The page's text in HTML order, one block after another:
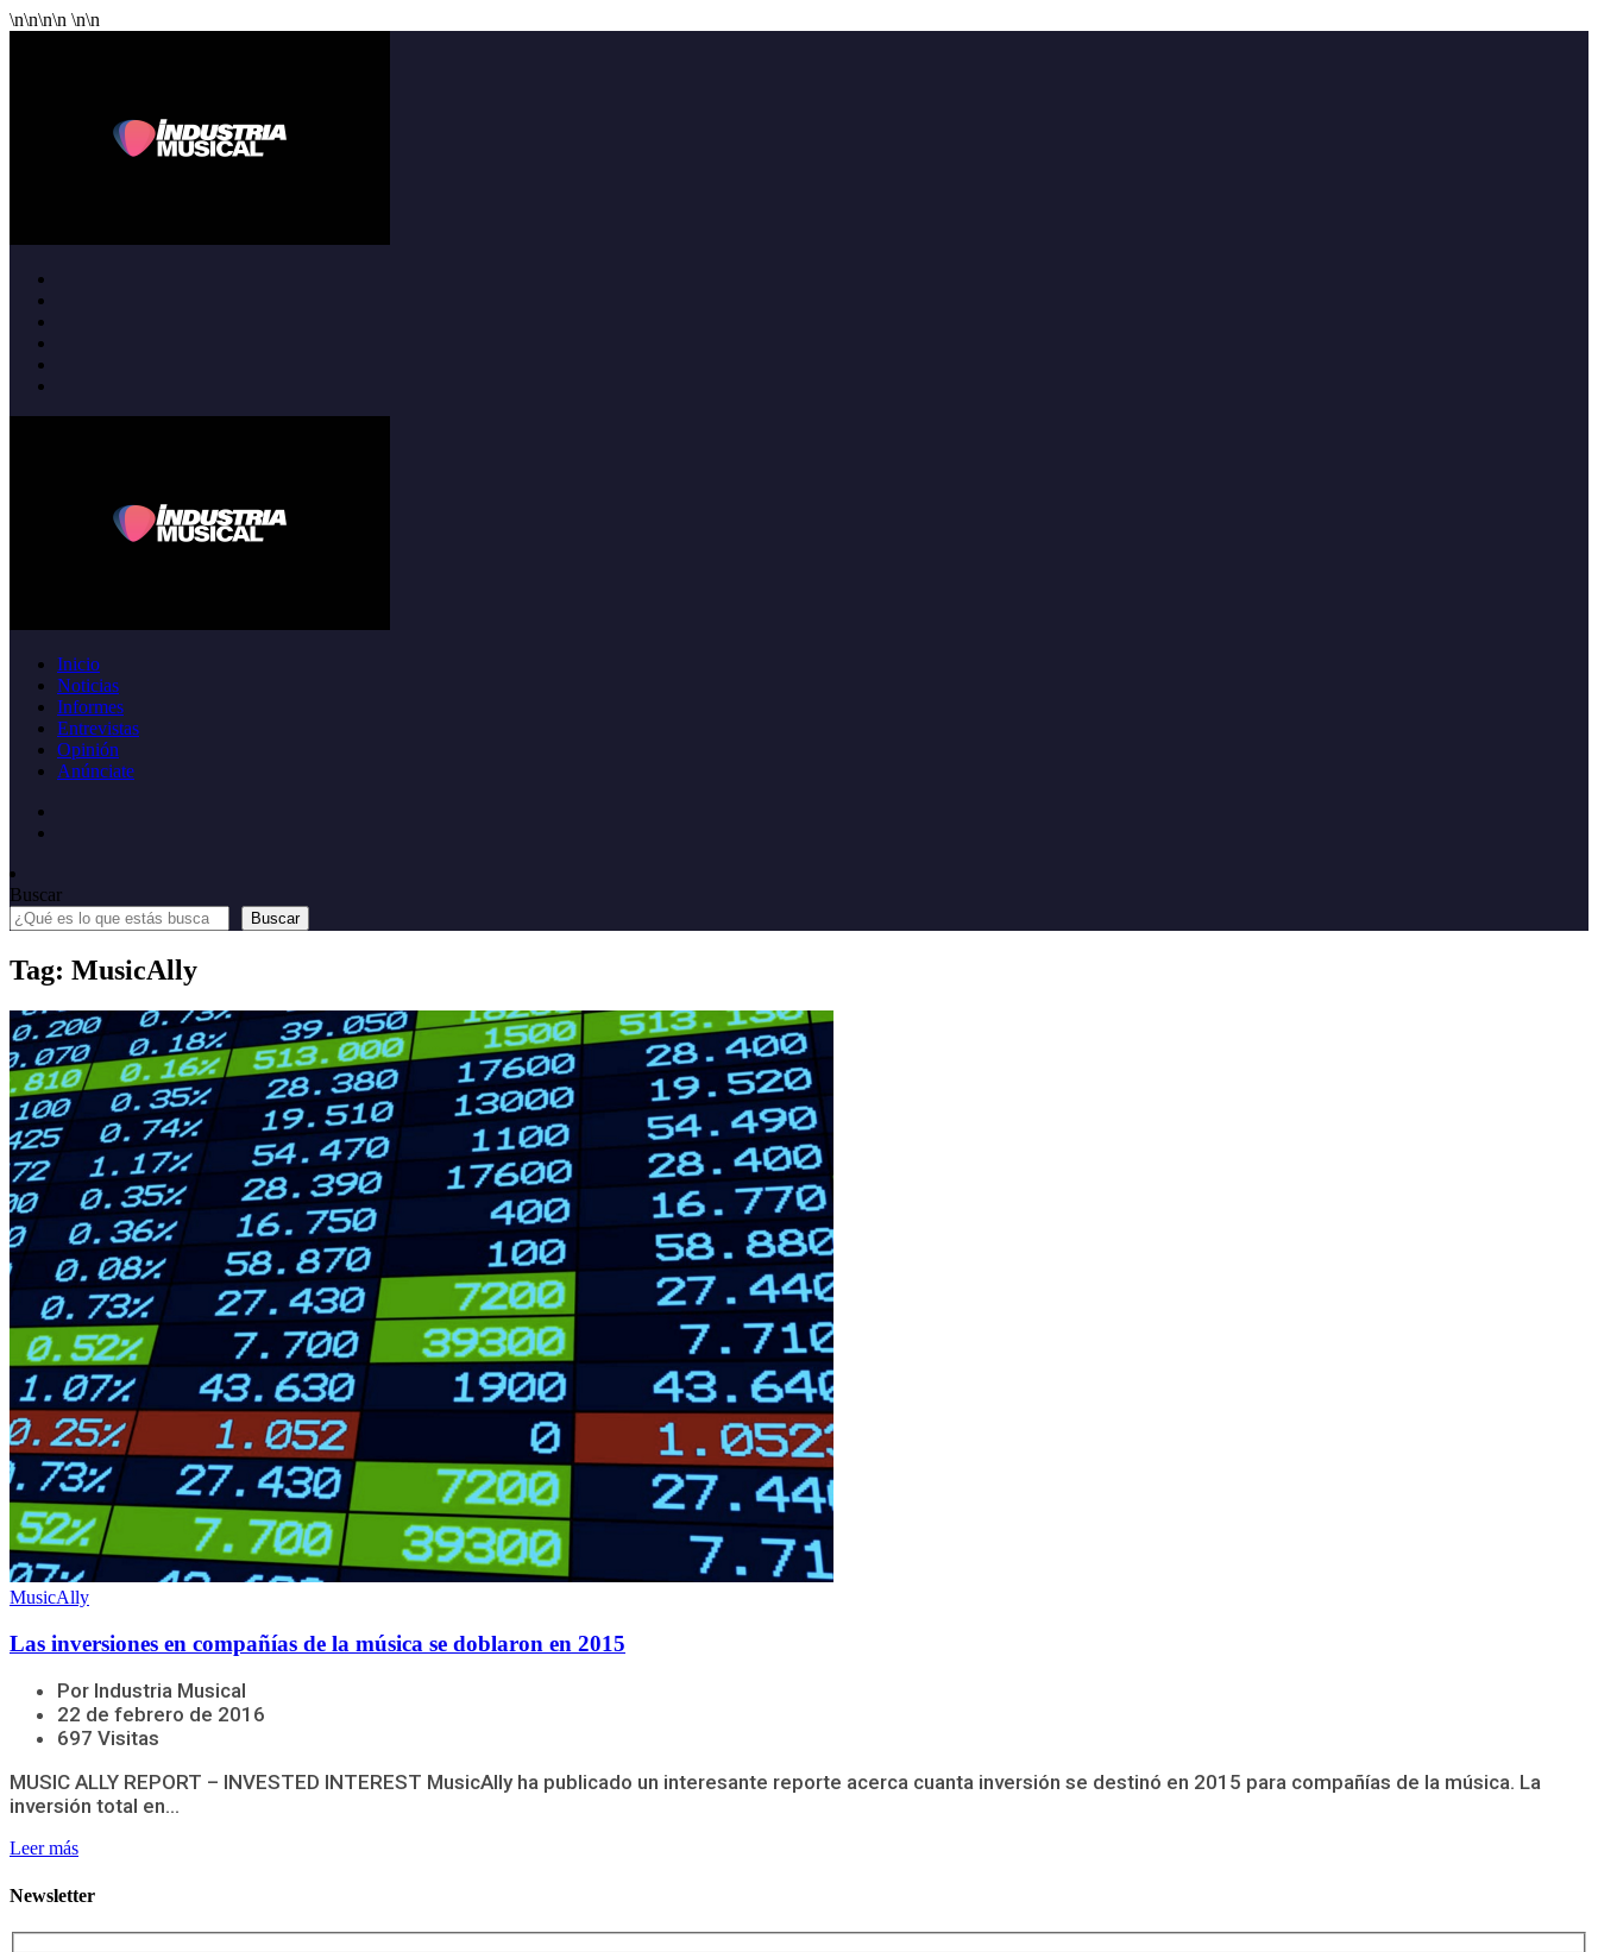
\n\n\n\n \n\n
Inicio
Noticias
Informes
Entrevistas
Opinión
Anúnciate
Buscar
Buscar
Tag: MusicAlly
MusicAlly
Las inversiones en compañías de la música se doblaron en 2015
Por Industria Musical
22 de febrero de 2016
697 Visitas
MUSIC ALLY REPORT – INVESTED INTEREST MusicAlly ha publicado un interesante reporte acerca cuanta inversión se destinó en 2015 para compañías de la música. La
inversión total en...
Leer más
Newsletter